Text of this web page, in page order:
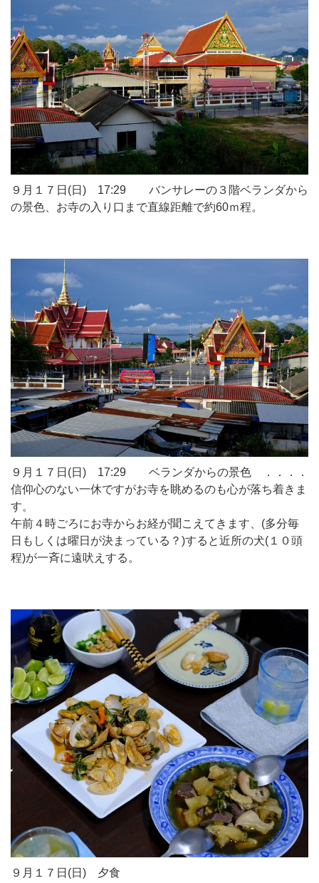
９月１７日(日) 17:29 バンサレーの３階ベランダから
の景色、お寺の入り口まで直線距離で約60ｍ程。
９月１７日(日) 17:29 ベランダからの景色 ．．．．
信仰心のない一休ですがお寺を眺めるのも心が落ち着きま
す。
午前４時ごろにお寺からお経が聞こえてきます、(多分毎
日もしくは曜日が決まっている？)すると近所の犬(１０頭
程)が一斉に遠吠えする。
９月１７日(日) 夕食